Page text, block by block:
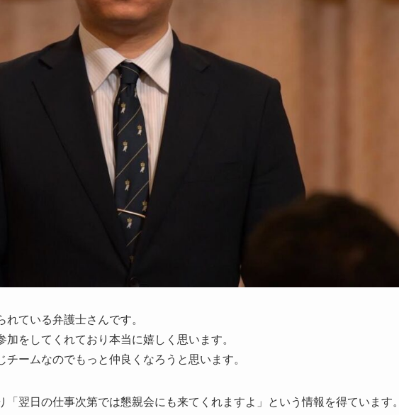
ている弁護士さんです。
をしてくれており本当に嬉しく思います。
ームなのでもっと仲良くなろうと思います。
翌日の仕事次第では懇親会にも来てくれますよ」という情報を得ています。